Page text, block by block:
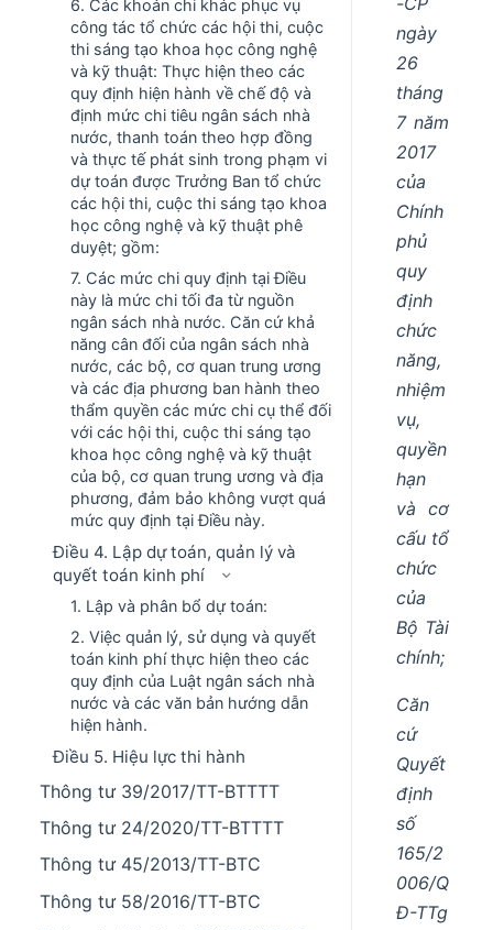
6. Các khoản chi khác phục vụ
công tác tổ chức các hội thi, cuộc
thi sáng tạo khoa học công nghệ
và kỹ thuật: Thực hiện theo các
quy định hiện hành về chế độ và
định mức chi tiêu ngân sách nhà
nước, thanh toán theo hợp đồng
và thực tế phát sinh trong phạm vi
dự toán được Trưởng Ban tổ chức
các hội thi, cuộc thi sáng tạo khoa
học công nghệ và kỹ thuật phê
duyệt; gồm:
7. Các mức chi quy định tại Điều
này là mức chi tối đa từ nguồn
ngân sách nhà nước. Căn cứ khả
năng cân đối của ngân sách nhà
nước, các bộ, cơ quan trung ương
và các địa phương ban hành theo
thẩm quyền các mức chi cụ thể đối
với các hội thi, cuộc thi sáng tạo
khoa học công nghệ và kỹ thuật
của bộ, cơ quan trung ương và địa
phương, đảm bảo không vượt quá
mức quy định tại Điều này.
Điều 4. Lập dự toán, quản lý và
quyết toán kinh phí
1. Lập và phân bổ dự toán:
2. Việc quản lý, sử dụng và quyết
toán kinh phí thực hiện theo các
quy định của Luật ngân sách nhà
nước và các văn bản hướng dẫn
hiện hành.
Điều 5. Hiệu lực thi hành
Thông tư 39/2017/TT-BTTTT
Thông tư 24/2020/TT-BTTTT
Thông tư 45/2013/TT-BTC
Thông tư 58/2016/TT-BTC
ngày
26
tháng
7 năm
2017
của
Chính
phủ
quy
định
chức
năng,
nhiệm
vụ,
quyền
hạn
và cơ
cấu tổ
chức
của
Bộ Tài
chính;
Căn
cứ
Quyết
định
số
165/2
006/Q
Đ-TTg